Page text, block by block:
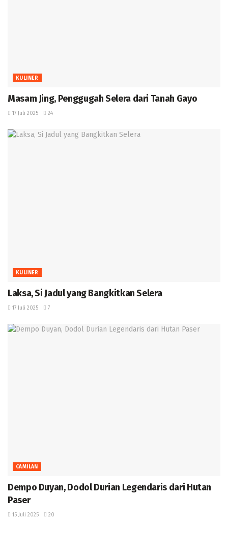
KULINER
Masam Jing, Penggugah Selera dari Tanah Gayo
17 Juli 2025 24
KULINER
Laksa, Si Jadul yang Bangkitkan Selera
17 Juli 2025 7
CAMILAN
Dempo Duyan, Dodol Durian Legendaris dari Hutan
Paser
15 Juli 2025 20